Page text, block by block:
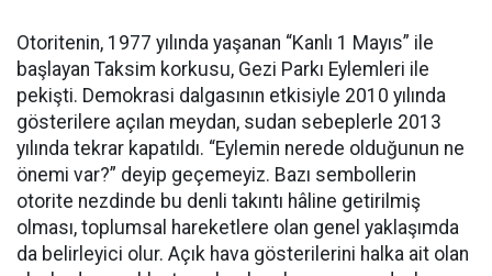
Otoritenin, 1977 yılında yaşanan “Kanlı 1 Mayıs” ile
başlayan Taksim korkusu, Gezi Parkı Eylemleri ile
pekişti. Demokrasi dalgasının etkisiyle 2010 yılında
gösterilere açılan meydan, sudan sebeplerle 2013
yılında tekrar kapatıldı. “Eylemin nerede olduğunun ne
önemi var?” deyip geçemeyiz. Bazı sembollerin
otorite nezdinde bu denli takıntı hâline getirilmiş
olması, toplumsal hareketlere olan genel yaklaşımda
da belirleyici olur. Açık hava gösterilerini halka ait olan